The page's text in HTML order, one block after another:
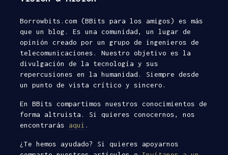
Borrowbits.com (BBits para los amigos) es más
que un blog. Es una comunidad, un lugar de
opinión creado por un grupo de ingenieros de
telecomunicaciones. Nuestro objetivo es la
divulgación de la tecnología y sus
repercusiones en la humanidad. Siempre desde
un punto de vista crítico y sincero.
En BBits compartimos nuestros conocimientos de
forma altruista. Si quieres conocernos, nos
encontrarás aquí .
¿Te hemos ayudado? Si quieres apoyarnos